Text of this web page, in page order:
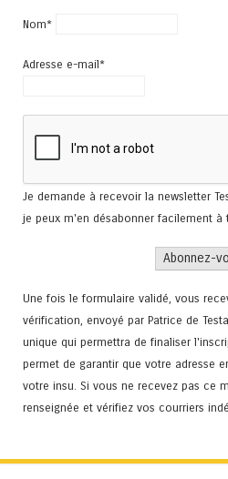
Nom*
Adresse e-mail*
Je demande à recevoir la newsletter
je peux m'en désabonner facilement à
Une fois le formulaire validé, vous
vérification, envoyé par Patrice de
unique qui permettra de finaliser
permet de garantir que votre adresse
votre insu. Si vous ne recevez pas ce
renseignée et vérifiez vos courriers